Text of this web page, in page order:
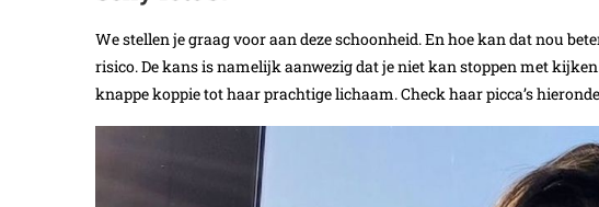
We stellen je graag voor aan deze schoonheid. En hoe kan dat nou
risico. De kans is namelijk aanwezig dat je niet kan stoppen met
knappe koppie tot haar prachtige lichaam. Check haar picca’s